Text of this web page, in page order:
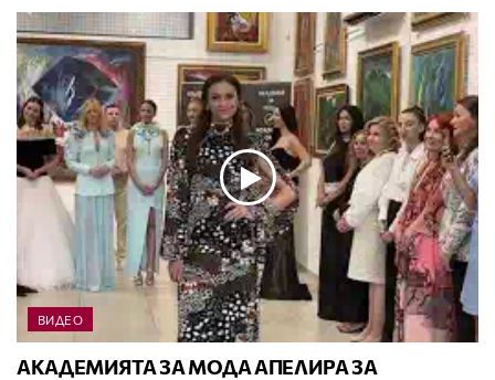
ВИДЕО
АКАДЕМИЯТА ЗА МОДА АПЕЛИРА ЗА